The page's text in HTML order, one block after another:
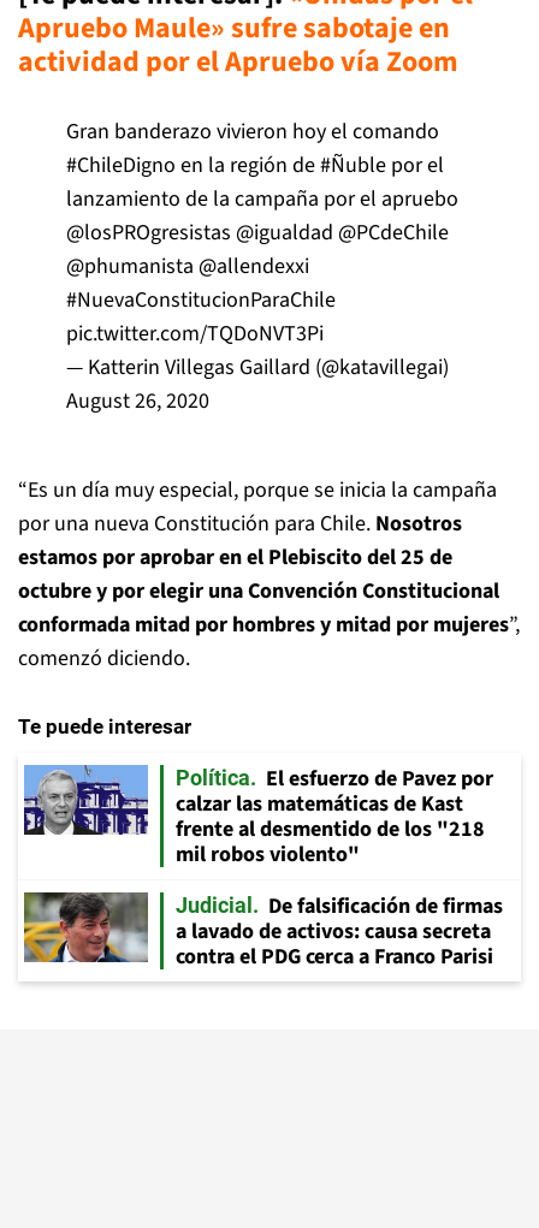
Apruebo Maule» sufre sabotaje en
actividad por el Apruebo vía Zoom
Gran banderazo vivieron hoy el comando
#ChileDigno en la región de#Ñuble por el
lanzamiento de la campaña por el apruebo
@losPROgresistas @igualdad @PCdeChile
@phumanista @allendexxi
#NuevaConstitucionParaChile
pic.twitter.com/TQDoNVT3Pi
— Katterin Villegas Gaillard (@katavillegai)
August 26, 2020
“Es un día muy especial, porque se inicia la campaña
por una nueva Constitución para Chile. Nosotros
estamos por aprobar en el Plebiscito del 25 de
octubre y por elegir una Convención Constitucional
conformada mitad por hombres y mitad por mujeres”,
comenzó diciendo.
Te puede interesar
Política
El esfuerzo de Pavez por
calzar las matemáticas de Kast
frente al desmentido de los "218
mil robos violento"
Judicial
De falsificación de firmas
a lavado de activos: causa secreta
contra el PDG cerca a Franco Parisi